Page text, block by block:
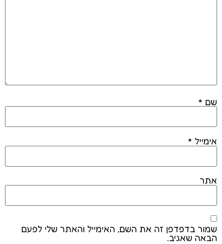
שם *
אימייל *
אתר
שמור בדפדפן זה את השם, האימייל והאתר שלי לפעם
הבאה שאגיב.